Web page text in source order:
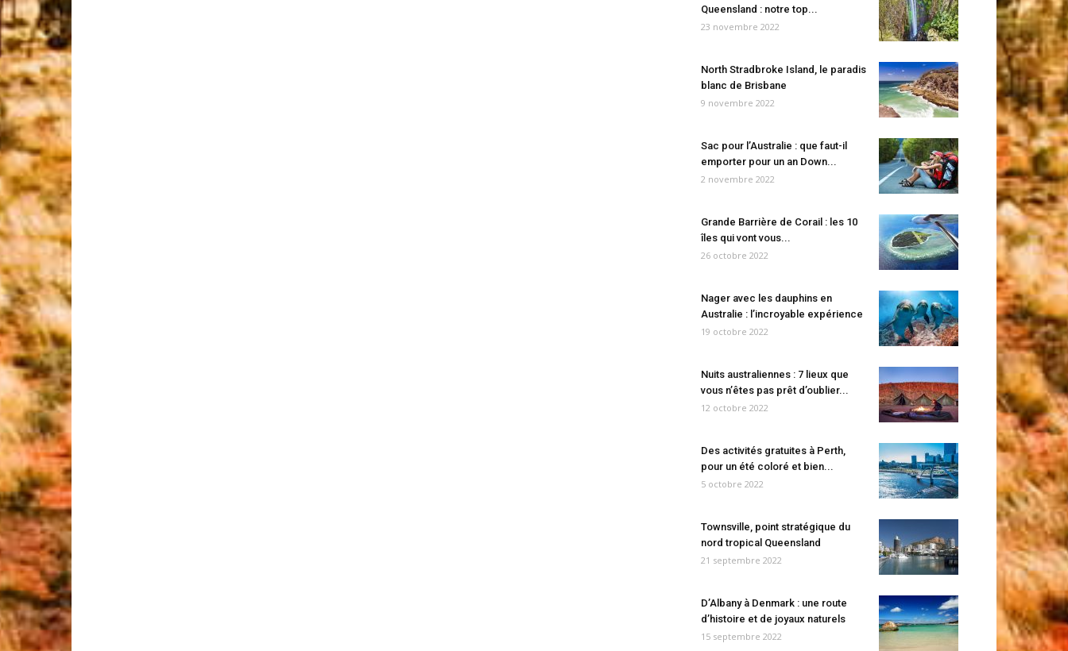
Queensland : notre top...
23 novembre 2022
North Stradbroke Island, le paradis
blanc de Brisbane
9 novembre 2022
Sac pour l’Australie : que faut-il
emporter pour un an Down...
2 novembre 2022
Grande Barrière de Corail : les 10
îles qui vont vous...
26 octobre 2022
Nager avec les dauphins en
Australie : l’incroyable expérience
19 octobre 2022
Nuits australiennes : 7 lieux que
vous n’êtes pas prêt d’oublier...
12 octobre 2022
Des activités gratuites à Perth,
pour un été coloré et bien...
5 octobre 2022
Townsville, point stratégique du
nord tropical Queensland
21 septembre 2022
D’Albany à Denmark : une route
d’histoire et de joyaux naturels
15 septembre 2022